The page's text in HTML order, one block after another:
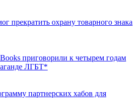
прекратить охрану товарного знака
приговорили к четырем годам
ЛГБТ*
партнерских хабов для